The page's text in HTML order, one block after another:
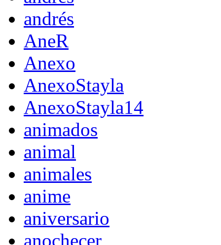
andrés
AneR
Anexo
AnexoStayla
AnexoStayla14
animados
animal
animales
anime
aniversario
anochecer